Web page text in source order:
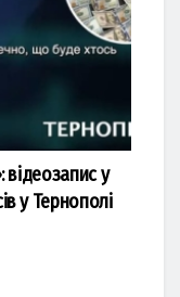
у
у Тернополі